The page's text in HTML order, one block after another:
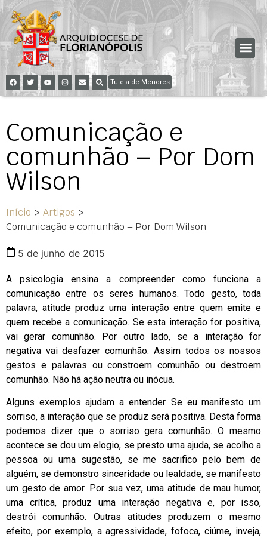
Tutela de Menores
Comunicação e
comunhão – Por Dom
Wilson
Início > Artigos >
Comunicação e comunhão – Por Dom Wilson
5 de junho de 2015
A psicologia ensina a compreender como funciona a
comunicação entre os seres humanos. Todo gesto, toda
palavra, atitude produz uma interação entre quem emite e
quem recebe a comunicação. Se esta interação for positiva,
vai gerar comunhão. Por outro lado, se a interação for
negativa vai desfazer comunhão. Assim todos os nossos
gestos e palavras ou constroem comunhão ou destroem
comunhão. Não há ação neutra ou inócua.
Alguns exemplos ajudam a entender. Se eu manifesto um
sorriso, a interação que se produz será positiva. Desta forma
podemos dizer que o sorriso gera comunhão. O mesmo
acontece se dou um elogio, se presto uma ajuda, se acolho a
pessoa ou uma sugestão, se me sacrifico pelo bem de
alguém, se demonstro sinceridade ou lealdade, se manifesto
um gesto de amor. Por sua vez, uma atitude de mau humor,
uma crítica, produz uma interação negativa e, por isso,
destrói comunhão. Outras atitudes produzem o mesmo
efeito, por exemplo, a agressividade, fofoca, ciúme, inveja,